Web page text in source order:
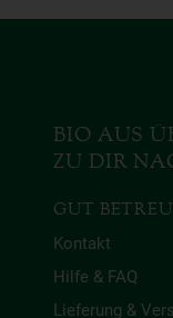
BIO AUS
ZU DIR
GUT
Kontakt
Hilfe & FAQ
Lieferung &